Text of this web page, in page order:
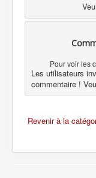
Pour voir les
Les utilisateurs
commentaire !
Revenir à la